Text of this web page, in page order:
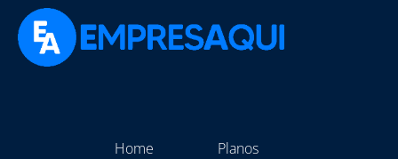
Home
Planos